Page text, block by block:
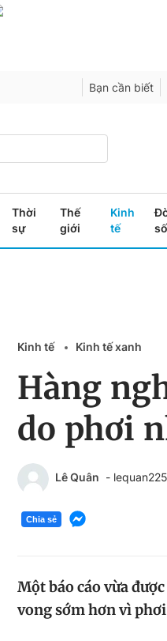
Bạn cần biết
Thời
sự
Thế
giới
Kinh
tế
Kinh tế Kinh tế xanh
Hàng
do phơi
Lê Quân -
Chia sẻ
Một báo cáo vừa
vong sớm hơn vì